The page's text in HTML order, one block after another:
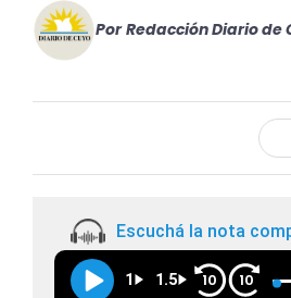
Por Redacción Diario de
Escuchá la nota
1 1.5 10 10